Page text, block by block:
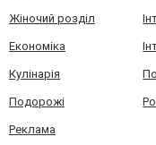
Жіночий розділ
Економіка
Кулінарія
Подорожі
Реклама